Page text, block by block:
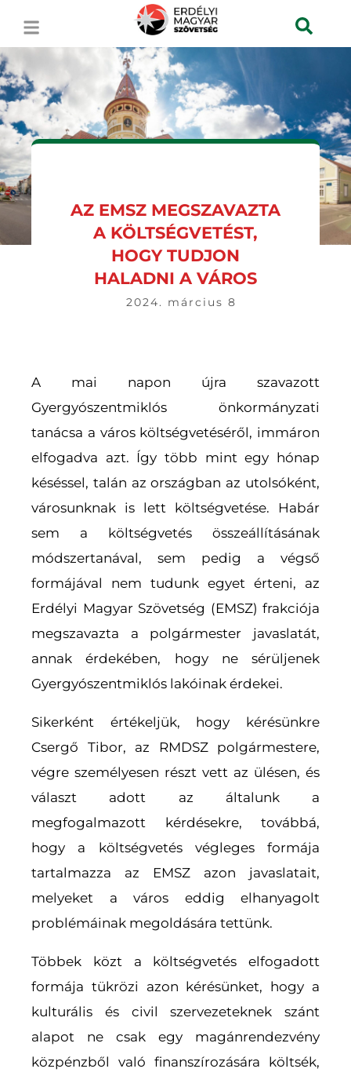
AZ EMSZ MEGSZAVAZTA
A KÖLTSÉGVETÉST,
HOGY TUDJON
HALADNI A VÁROS
2024. március 8
A mai napon újra szavazott
Gyergyószentmiklós önkormányzati
tanácsa a város költségvetéséről, immáron
elfogadva azt. Így több mint egy hónap
késéssel, talán az országban az utolsóként,
városunknak is lett költségvetése. Habár
sem a költségvetés összeállításának
módszertanával, sem pedig a végső
formájával nem tudunk egyet érteni, az
Erdélyi Magyar Szövetség (EMSZ) frakciója
megszavazta a polgármester javaslatát,
annak érdekében, hogy ne sérüljenek
Gyergyószentmiklós lakóinak érdekei.
Sikerként értékeljük, hogy kérésünkre
Csergő Tibor, az RMDSZ polgármestere,
végre személyesen részt vett az ülésen, és
választ adott az általunk a
megfogalmazott kérdésekre, továbbá,
hogy a költségvetés végleges formája
tartalmazza az EMSZ azon javaslatait,
melyeket a város eddig elhanyagolt
problémáinak megoldására tettünk.
Többek közt a költségvetés elfogadott
formája tükrözi azon kérésünket, hogy a
kulturális és civil szervezeteknek szánt
alapot ne csak egy magánrendezvény
közpénzből való finanszírozására költsék,